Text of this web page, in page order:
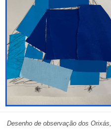
Desenho de observação dos Orixás,